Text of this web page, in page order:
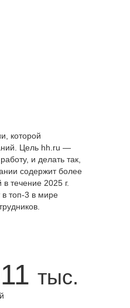
которой
Цель hh.ru —
и делать так,
содержит более
течение 2025 г.
топ-3 в мире
тыс.